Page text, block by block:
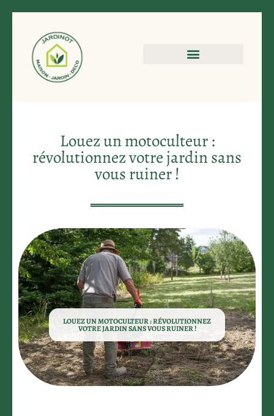
Louez un motoculteur :
révolutionnez votre jardin sans
vous ruiner !
LOUEZ UN MOTOCULTEUR : RÉVOLUTIONNEZ
VOTRE JARDIN SANS VOUS RUINER !